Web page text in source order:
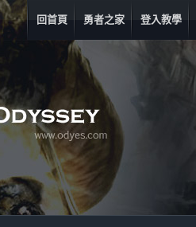
回首頁 勇者之家 登入教學